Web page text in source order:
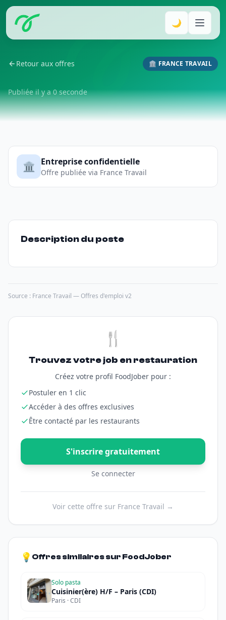
🌙
Retour aux offres 🏛️ FRANCE TRAVAIL
Publiée il y a 0 seconde
🏛️ Entreprise confidentielle
Offre publiée via France Travail
Description du poste
Source : France Travail — Offres d'emploi v2
🍴
Trouvez votre job en restauration
Créez votre profil FoodJober pour :
Postuler en 1 clic
Accéder à des offres exclusives
Être contacté par les restaurants
S'inscrire gratuitement
Se connecter
Voir cette offre sur France Travail →
💡 Offres similaires sur FoodJober
Solo pasta
Cuisinier(ère) H/F – Paris (CDI)
Paris · CDI